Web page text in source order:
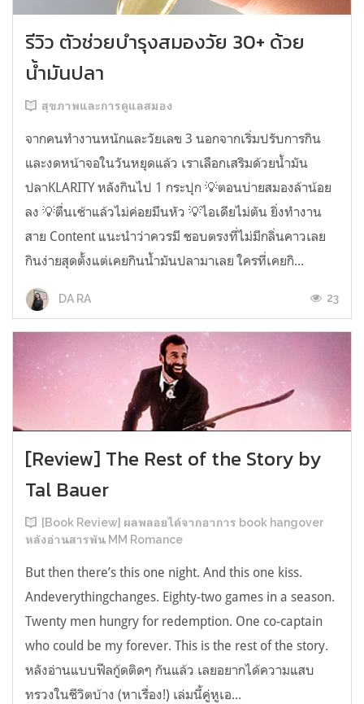
รีวิว ตัวช่วยบำรุงสมองวัย 30+ ด้วย
น้ำมันปลา
สุขภาพและการดูแลสมอง
จากคนทำงานหนักและวัยเลข 3 นอกจากเริ่มปรับการกิน
และงดหน้าจอในวันหยุดแล้ว เราเลือกเสริมด้วยน้ำมัน
ปลาKLARITY หลังกินไป 1 กระปุก 💡ตอนบ่ายสมองล้าน้อย
ลง 💡ตื่นเช้าแล้วไม่ค่อยมึนหัว 💡ไอเดียไม่ตัน ยิ่งทำงาน
สาย Content แนะนำว่าควรมี ชอบตรงที่ไม่มีกลิ่นคาวเลย
กินง่ายสุดตั้งแต่เคยกินน้ำมันปลามาเลย ใครที่เคยกิ...
DA RA 23
[Review] The Rest of the Story by
Tal Bauer
[Book Review] ผลพลอยได้จากอาการ book hangover
หลังอ่านสารพัน MM Romance
But then there’s this one night. And this one kiss.
Andeverythingchanges. Eighty-two games in a season.
Twenty men hungry for redemption. One co-captain
who could be my forever. This is the rest of the story.
หลังอ่านแบบฟีลกู้ดติดๆ กันแล้ว เลยอยากได้ความแสบ
ทรวงในชีวิตบ้าง (หาเรื่อง!) เล่มนี้คู่หูเอ...